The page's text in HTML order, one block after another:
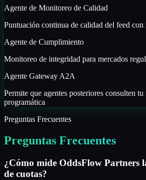
Agente de Monitoreo de Calidad
Puntuación continua de calidad del feed
Agente de Cumplimiento
Monitoreo de integridad para mercados
Agente Gateway A2A
Permite que agentes posteriores consulten
programática
Preguntas Frecuentes
Preguntas Frecuentes
¿Cómo mide OddsFlow Partners
de cuotas?